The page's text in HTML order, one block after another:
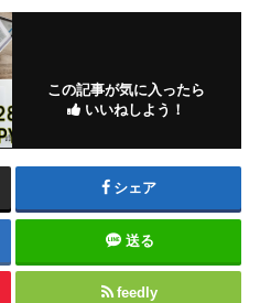
この記事が気に入ったら
いいねしよう！
シェア
送る
feedly